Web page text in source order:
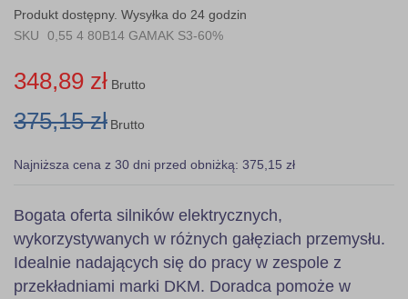
gallery
Produkt dostępny. Wysyłka do 24 godzin
SKU
0,55 4 80B14 GAMAK S3-60%
348,89 zł Brutto
375,15 zł Brutto
Najniższa cena z 30 dni przed obniżką: 375,15 zł
Bogata oferta silników elektrycznych,
wykorzystywanych w różnych gałęziach przemysłu.
Idealnie nadających się do pracy w zespole z
przekładniami marki DKM. Doradca pomoże w